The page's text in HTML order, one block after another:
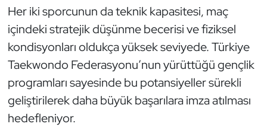
Her iki sporcunun da teknik kapasitesi, maç
içindeki stratejik düşünme becerisi ve fiziksel
kondisyonları oldukça yüksek seviyede. Türkiye
Taekwondo Federasyonu’nun yürüttüğü gençlik
programları sayesinde bu potansiyeller sürekli
geliştirilerek daha büyük başarılara imza atılması
hedefleniyor.